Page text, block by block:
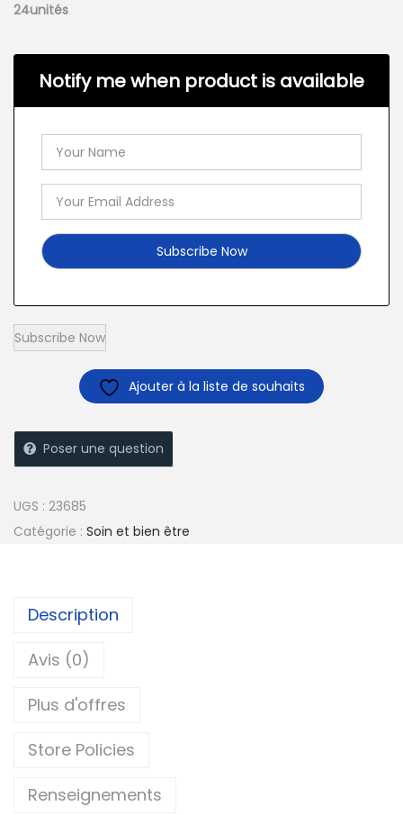
24unités
Notify me when product is available
Ajouter à la liste de souhaits
Poser une question
UGS : 23685
Catégorie : Soin et bien être
Description
Avis (0)
Plus d'offres
Store Policies
Renseignements